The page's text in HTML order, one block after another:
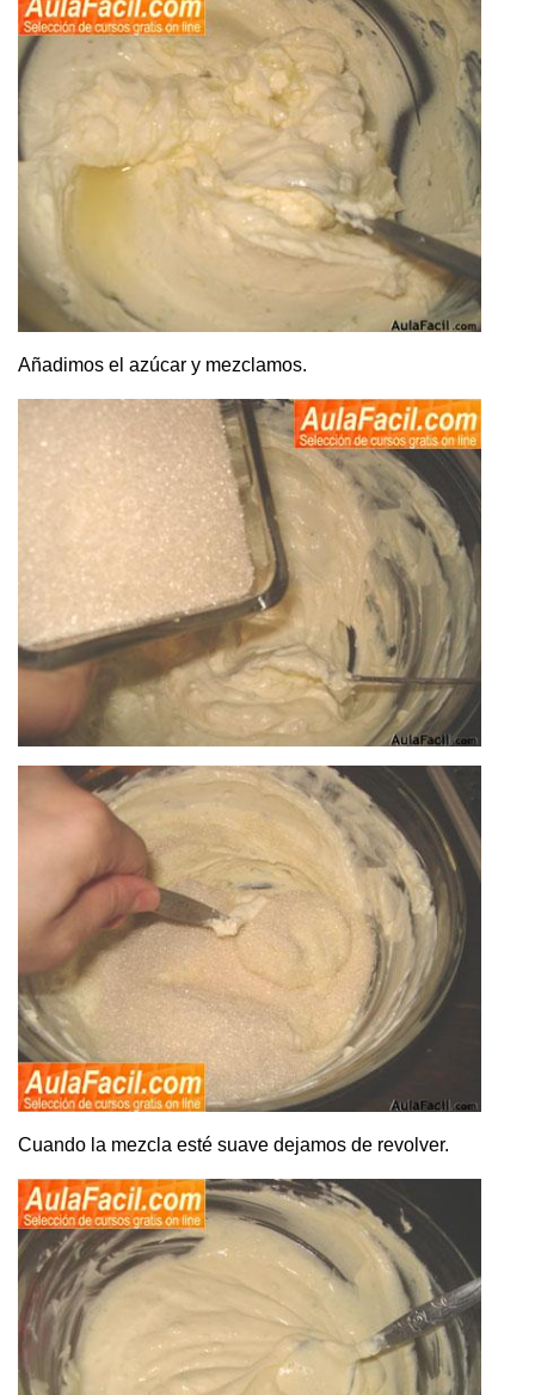
Añadimos el azúcar y mezclamos.
Cuando la mezcla esté suave dejamos de revolver.